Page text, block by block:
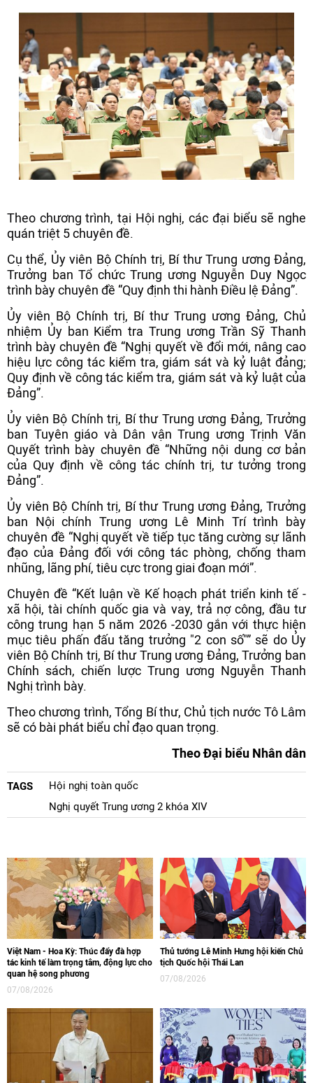
Theo chương trình, tại Hội nghị, các đại biểu sẽ nghe
quán triệt 5 chuyên đề.
Cụ thể, Ủy viên Bộ Chính trị, Bí thư Trung ương Đảng,
Trưởng ban Tổ chức Trung ương Nguyễn Duy Ngọc
trình bày chuyên đề “Quy định thi hành Điều lệ Đảng”.
Ủy viên Bộ Chính trị, Bí thư Trung ương Đảng, Chủ
nhiệm Ủy ban Kiểm tra Trung ương Trần Sỹ Thanh
trình bày chuyên đề “Nghị quyết về đổi mới, nâng cao
hiệu lực công tác kiểm tra, giám sát và kỷ luật đảng;
Quy định về công tác kiểm tra, giám sát và kỷ luật của
Đảng”.
Ủy viên Bộ Chính trị, Bí thư Trung ương Đảng, Trưởng
ban Tuyên giáo và Dân vận Trung ương Trịnh Văn
Quyết trình bày chuyên đề “Những nội dung cơ bản
của Quy định về công tác chính trị, tư tưởng trong
Đảng”.
Ủy viên Bộ Chính trị, Bí thư Trung ương Đảng, Trưởng
ban Nội chính Trung ương Lê Minh Trí trình bày
chuyên đề “Nghị quyết về tiếp tục tăng cường sự lãnh
đạo của Đảng đối với công tác phòng, chống tham
nhũng, lãng phí, tiêu cực trong giai đoạn mới”.
Chuyên đề “Kết luận về Kế hoạch phát triển kinh tế -
xã hội, tài chính quốc gia và vay, trả nợ công, đầu tư
công trung hạn 5 năm 2026 -2030 gắn với thực hiện
mục tiêu phấn đấu tăng trưởng "2 con số"” sẽ do Ủy
viên Bộ Chính trị, Bí thư Trung ương Đảng, Trưởng ban
Chính sách, chiến lược Trung ương Nguyễn Thanh
Nghị trình bày.
Theo chương trình, Tổng Bí thư, Chủ tịch nước Tô Lâm
sẽ có bài phát biểu chỉ đạo quan trọng.
Theo Đại biểu Nhân dân
TAGS
Hội nghị toàn quốc
Nghị quyết Trung ương 2 khóa XIV
Việt Nam - Hoa Kỳ: Thúc đẩy đà hợp
tác kinh tế làm trọng tâm, động lực cho
quan hệ song phương
07/08/2026
Thủ tướng Lê Minh Hưng hội kiến Chủ
tịch Quốc hội Thái Lan
07/08/2026